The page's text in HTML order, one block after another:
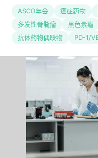
ASCO年会 癌症药物
多发性骨髓瘤
黑色素瘤
抗体药物偶联物
PD-1/